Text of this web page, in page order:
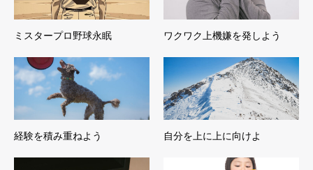
ミスタープロ野球永眠 ワクワク上機嫌を発しよう
経験を積み重ねよう 自分を上に上に向けよ